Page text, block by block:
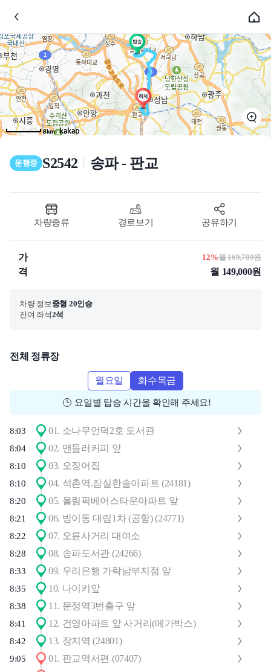
8km
운행중 S2542 송파 - 판교
차량종류 경로보기 공유하기
가
격
12%월 169,709원
월 149,000원
차량 정보중형 20인승
잔여 좌석2석
전체 정류장
월요일 화수목금
요일별 탑승 시간을 확인해 주세요!
8:03 01. 소나무언덕2호 도서관
8:04 02. 맨들러커피 앞
8:10 03. 오징어집
8:10 04. 석촌역.잠실한솔아파트 (24181)
8:20 05. 올림픽베어스타운아파트 앞
8:21 06. 방이동 대림1차 (공항) (24771)
8:22 07. 오륜사거리 대여소
8:28 08. 송파도서관 (24266)
8:33 09. 우리은행 가락남부지점 앞
8:35 10. 나이키앞
8:38 11. 문정역3번출구 앞
8:41 12. 건영아파트 앞 사거리(메가박스)
8:42 13. 장지역 (24801)
9:05 01. 판교역서편 (07407)